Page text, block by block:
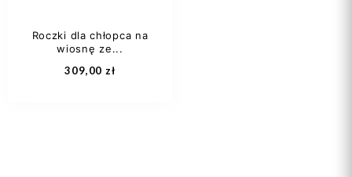
Zobacz produkt
Roczki dla chłopca na
wiosnę ze...
309,00 zł